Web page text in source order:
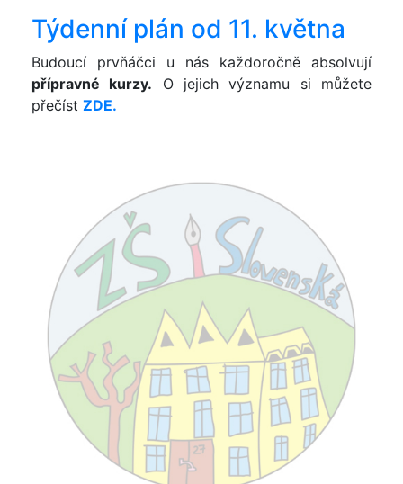
Týdenní plán od 11. května
Budoucí prvňáčci u nás každoročně absolvují
přípravné kurzy. O jejich významu si můžete
přečíst ZDE.